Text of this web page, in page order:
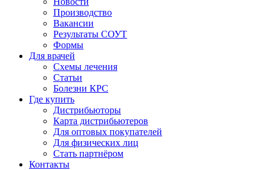
Производство
Вакансии
Результаты СОУТ
Формы
Для врачей
Схемы лечения
Статьи
Болезни КРС
Где купить
Дистрибьюторы
Карта дистрибьютеров
Для оптовых покупателей
Для физических лиц
Стать партнёром
Контакты